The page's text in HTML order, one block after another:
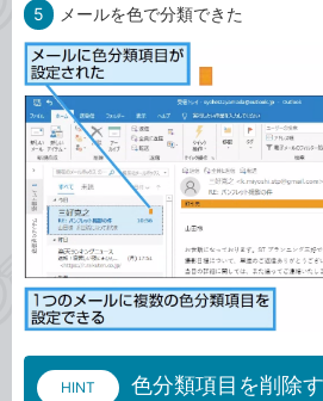
5 メールを色で分類できた
HINT 色分類項目を削除